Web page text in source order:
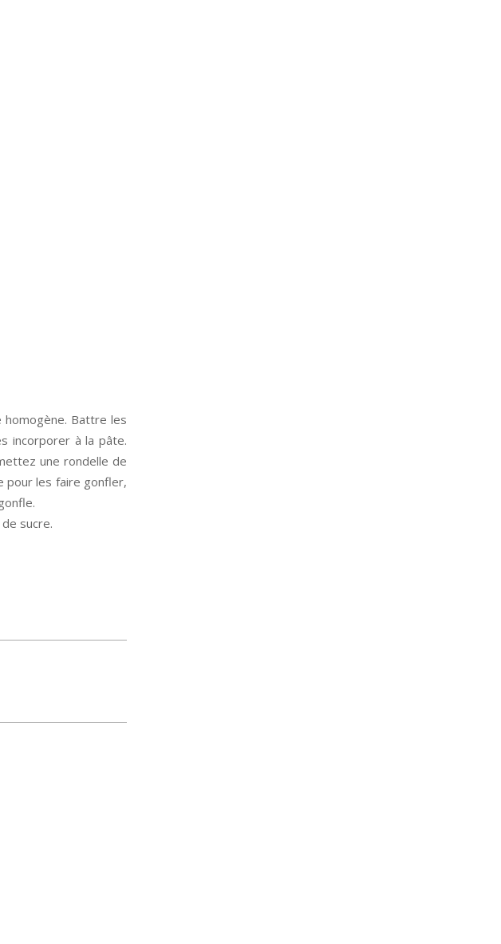
homogène. Battre les
incorporer à la pâte.
une rondelle de
pour les faire gonfler,
sucre.